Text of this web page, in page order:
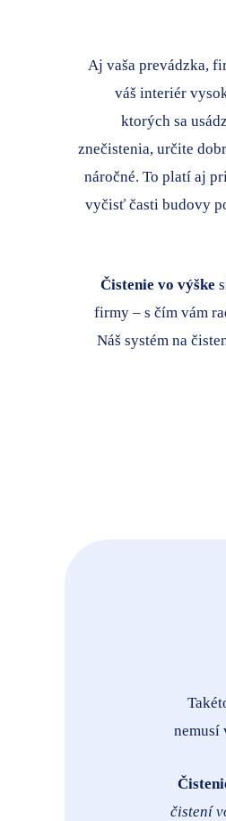
Aj vaša prevádzka,
váš interiér
ktorých sa
znečistenia, určite
náročné. To platí aj
vyčisť časti budovy
Čistenie vo výške
firmy – s čím vám
Náš systém na
nemusí
čistení